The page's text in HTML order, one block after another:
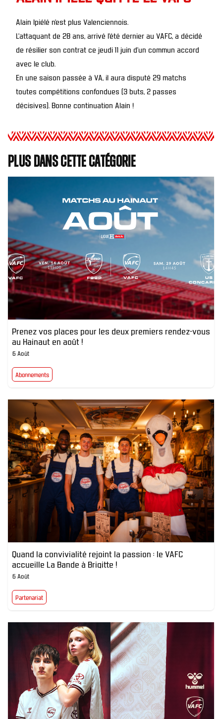
Alain Ipiélé n’est plus Valenciennois.
L’attaquant de 28 ans, arrivé l’été dernier au VAFC, a décidé
de résilier son contrat ce jeudi 11 juin d’un commun accord
avec le club.
En une saison passée à VA, il aura disputé 29 matchs
toutes compétitions confondues (3 buts, 2 passes
décisives). Bonne continuation Alain !
Plus dans cette catégorie
Prenez vos places pour les deux premiers rendez-vous
au Hainaut en août !
6 Août
Abonnements
Quand la convivialité rejoint la passion : le VAFC
accueille La Bande à Brigitte !
6 Août
Partenariat